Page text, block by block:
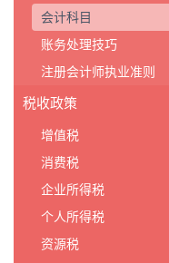
会计科目
账务处理技巧
注册会计师执业准则
税收政策
增值税
消费税
企业所得税
个人所得税
资源税